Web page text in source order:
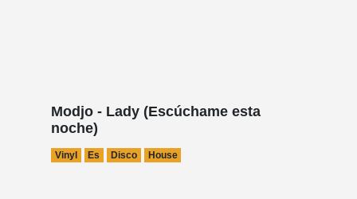
Modjo - Lady (Escúchame esta
noche)
Vinyl Es Disco House